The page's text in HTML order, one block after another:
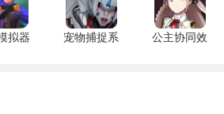
？
拟器
宠物捕捉系
公主协同效